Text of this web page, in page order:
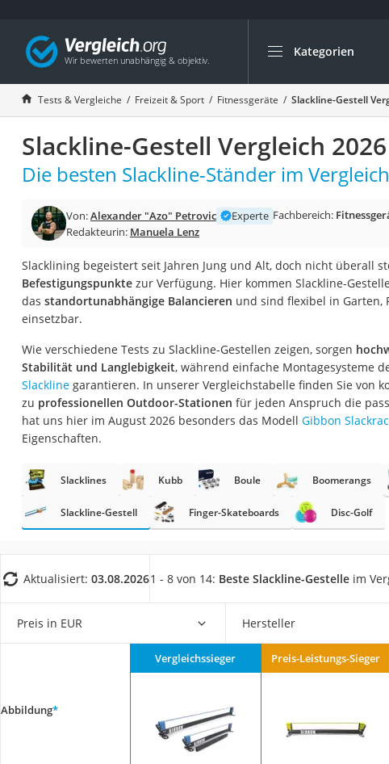
Kategorien
Die beliebtesten
Freizeit & Sport
Gartentrampolin
Trampolin
Metalldetektor
Eufab-Fahrradträger
Trampolin 366 cm
Aluminium-Koffer
Futterboot
E-Bike-Dreirad
Trekkingschuhe
Reisetasche mit Rollen
Klimmzugstation
Nachtsichtgerät
Faltschloss
Handgepäck-Koffer
Wanderschuhe Herren
Service
Tests & Vergleiche Freizeit & Sport Fitnessgeräte Slackline-Gestell
Slackline-Gestell Vergleich 2026
Die besten Slackline-Ständer im
Von:Alexander "Azo" Petrovic Experte Fachbereich:
Redakteurin: Manuela Lenz
Slacklining begeistert seit Jahren Jung und Alt, doch nicht überall
Befestigungspunktezur Verfügung. Hier kommen Slackline-
das standortunabhängige Balancieren und sind flexibel in Garten,
einsetzbar.
Wie verschiedene Tests zu Slackline-Gestellen zeigen, sorgen
Stabilität und Langlebigkeit, während einfache Montagesysteme
Slacklinegarantieren. In unserer Vergleichstabelle finden Sie von
zu professionellen Outdoor-Stationen für jeden Anspruch die
hat uns hier im August 2026 besonders das Modell Gibbon
Eigenschaften.
Slacklines Kubb Boule Boomerangs
Slackline-Gestell Finger-Skateboards Disc-Golf
Aktualisiert: 03.08.20261 - 8 von 14: Beste Slackline-Gestelle im
Preis in EUR Hersteller
Abbildung*
Vergleichssieger Preis-Leistungs-Sieger